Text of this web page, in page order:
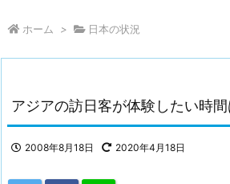
ホーム > 日本の状況
アジアの訪日客が体験したい時間
2008年8月18日 2020年4月18日